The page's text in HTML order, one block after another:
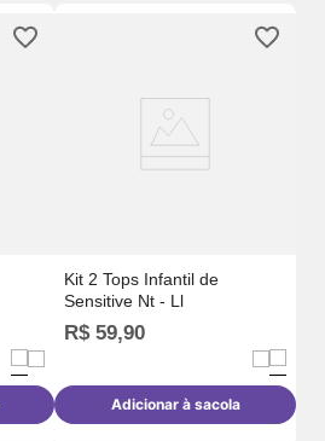
Kit 2 Tops Infantil de
Sensitive Nt - Ll
R$ 59,90
Adicionar à sacola